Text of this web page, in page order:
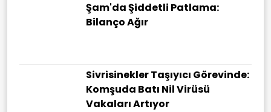
Şam'da Şiddetli Patlama:
Bilanço Ağır
Sivrisinekler Taşıyıcı Görevinde:
Komşuda Batı Nil Virüsü
Vakaları Artıyor